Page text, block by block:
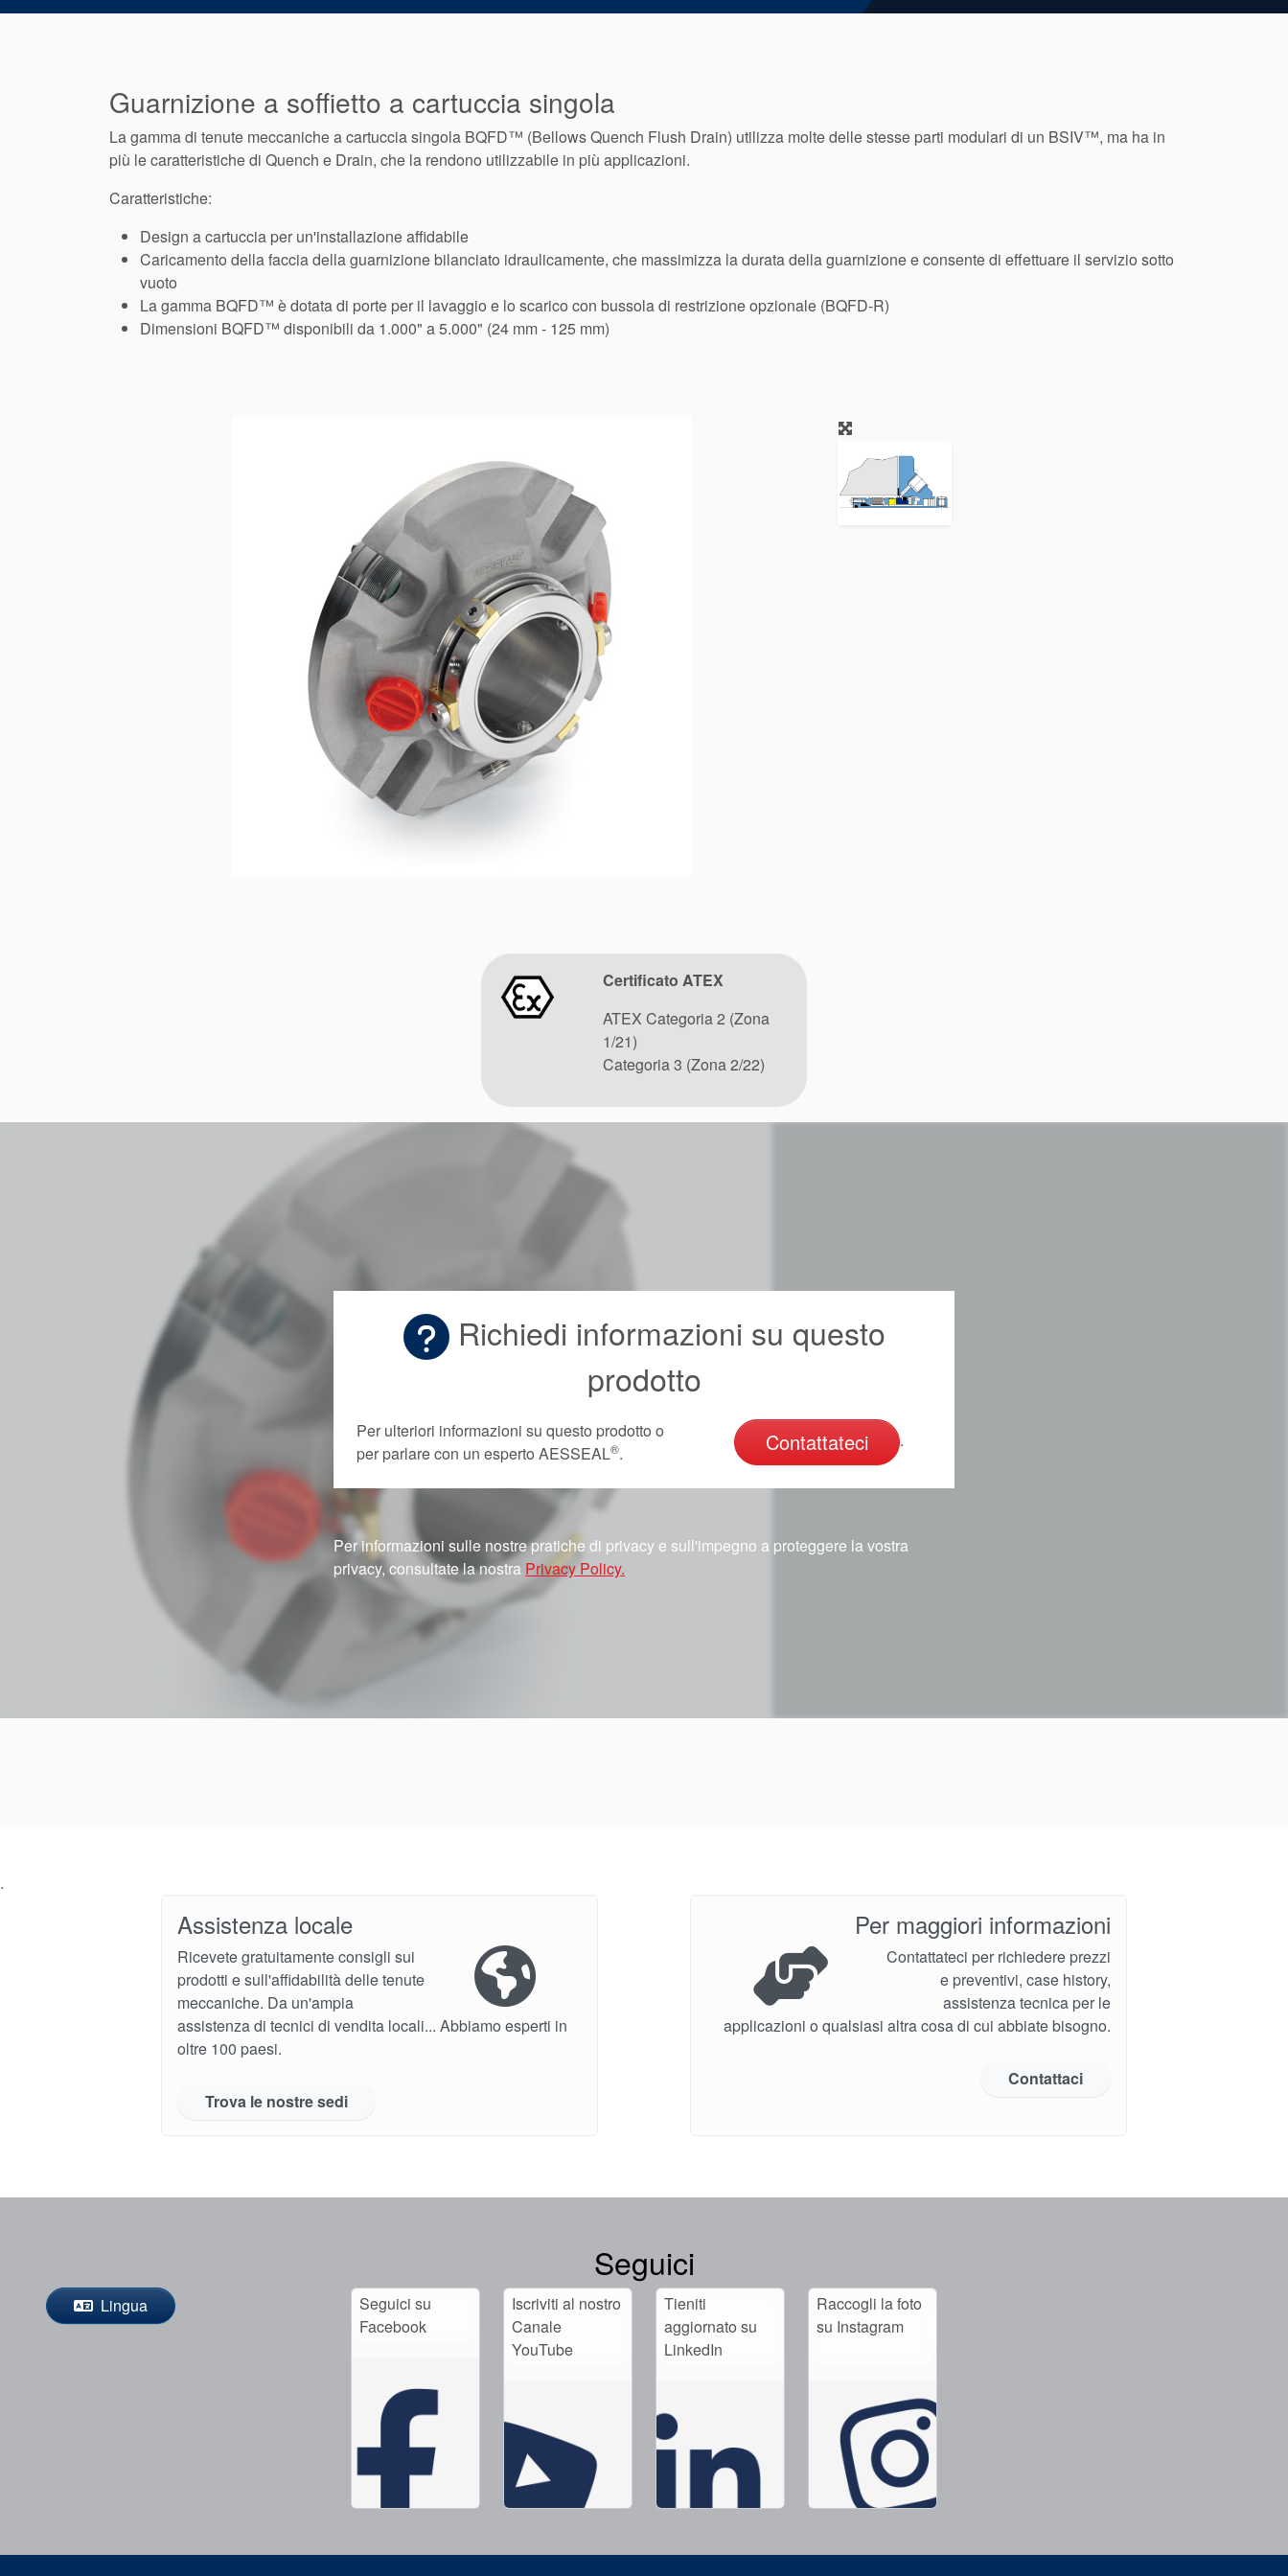
Guarnizione a soffietto a cartuccia singola
La gamma di tenute meccaniche a cartuccia singola BQFD™ (Bellows Quench Flush Drain) utilizza molte delle stesse parti modulari di un BSIV™, ma ha in
più le caratteristiche di Quench e Drain, che la rendono utilizzabile in più applicazioni.
Caratteristiche:
Design a cartuccia per un'installazione affidabile
Caricamento della faccia della guarnizione bilanciato idraulicamente, che massimizza la durata della guarnizione e consente di effettuare il servizio sotto
vuoto
La gamma BQFD™ è dotata di porte per il lavaggio e lo scarico con bussola di restrizione opzionale (BQFD-R)
Dimensioni BQFD™ disponibili da 1.000" a 5.000" (24 mm - 125 mm)
Certificato ATEX
ATEX Categoria 2 (Zona
1/21)
Categoria 3 (Zona 2/22)
Richiedi informazioni su questo
prodotto
Per ulteriori informazioni su questo prodotto o
per parlare con un esperto AESSEAL®. Contattateci .
Per informazioni sulle nostre pratiche di privacy e sull'impegno a proteggere la vostra
privacy, consultate la nostra Privacy Policy.
.
Assistenza locale
Ricevete gratuitamente consigli sui
prodotti e sull'affidabilità delle tenute
meccaniche. Da un'ampia
assistenza di tecnici di vendita locali... Abbiamo esperti in
oltre 100 paesi.
Trova le nostre sedi
Per maggiori informazioni
Contattateci per richiedere prezzi
e preventivi, case history,
assistenza tecnica per le
applicazioni o qualsiasi altra cosa di cui abbiate bisogno.
Contattaci
Seguici
Lingua
Seguici su
Facebook
Iscriviti al nostro
Canale
YouTube
Tieniti
aggiornato su
LinkedIn
Raccogli la foto
su Instagram